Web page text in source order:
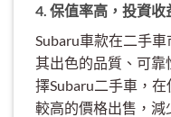
4. 保值率高，投資收
Subaru車款在二手
其出色的品質、可
擇Subaru二手車，
較高的價格出售，減